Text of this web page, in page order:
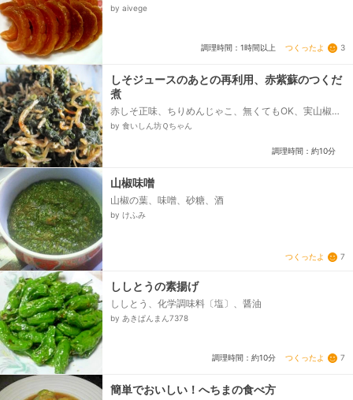
by aivege
調理時間：1時間以上 つくったよ 3
しそジュースのあとの再利用、赤紫蘇のつくだ
煮
赤しそ正味、ちりめんじゃこ、無くてもOK、実山椒の
茹でたもの、醤油、みりん、好みで砂糖
by 食いしん坊Ｑちゃん
調理時間：約10分
山椒味噌
山椒の葉、味噌、砂糖、酒
by けふみ
つくったよ 7
ししとうの素揚げ
ししとう、化学調味料〔塩〕、醤油
by あきぱんまん7378
調理時間：約10分 つくったよ 7
簡単でおいしい！へちまの食べ方